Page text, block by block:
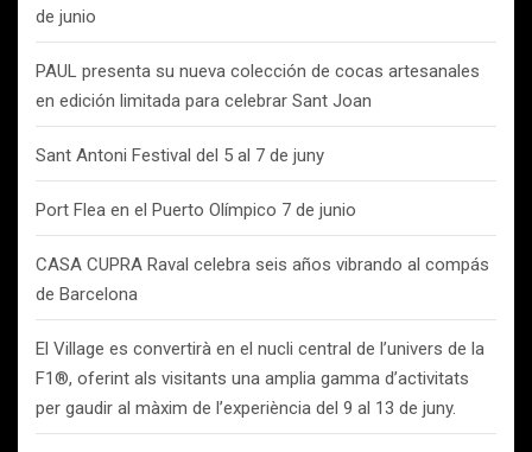
de junio
PAUL presenta su nueva colección de cocas artesanales
en edición limitada para celebrar Sant Joan
Sant Antoni Festival del 5 al 7 de juny
Port Flea en el Puerto Olímpico 7 de junio
CASA CUPRA Raval celebra seis años vibrando al compás
de Barcelona
El Village es convertirà en el nucli central de l’univers de la
F1®, oferint als visitants una amplia gamma d’activitats
per gaudir al màxim de l’experiència del 9 al 13 de juny.